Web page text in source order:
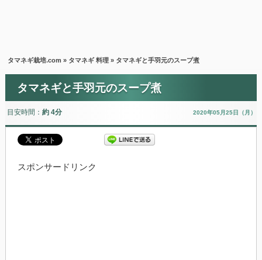
タマネギ栽培.com » タマネギ 料理 » タマネギと手羽元のスープ煮
タマネギと手羽元のスープ煮
目安時間： 約 4分 2020年05月25日（月）
スポンサードリンク